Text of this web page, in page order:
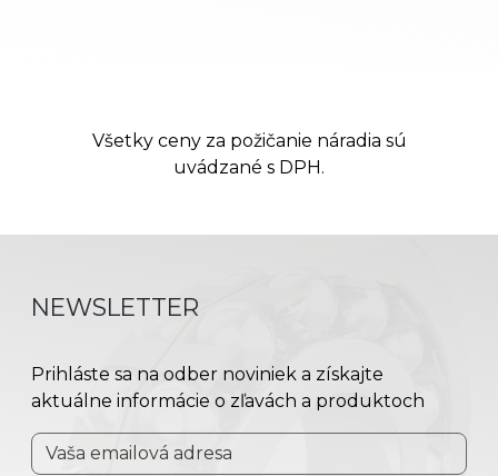
Všetky ceny za požičanie náradia sú
uvádzané s DPH.
NEWSLETTER
Prihláste sa na odber noviniek a získajte
aktuálne informácie o zľavách a produktoch